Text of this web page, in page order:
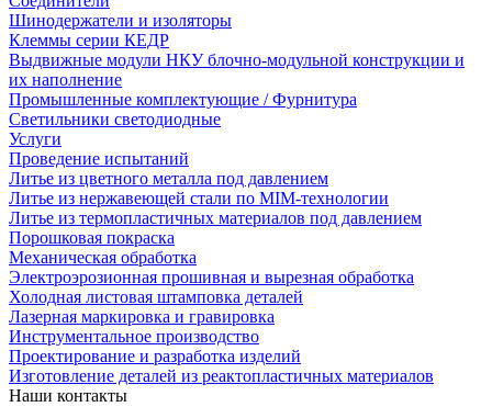
Шинодержатели и изоляторы
Клеммы серии КЕДР
Выдвижные модули НКУ блочно-модульной конструкции и
их наполнение
Промышленные комплектующие / Фурнитура
Светильники светодиодные
Услуги
Проведение испытаний
Литье из цветного металла под давлением
Литье из нержавеющей стали по MIM-технологии
Литье из термопластичных материалов под давлением
Порошковая покраска
Механическая обработка
Электроэрозионная прошивная и вырезная обработка
Холодная листовая штамповка деталей
Лазерная маркировка и гравировка
Инструментальное производство
Проектирование и разработка изделий
Изготовление деталей из реактопластичных материалов
Наши контакты